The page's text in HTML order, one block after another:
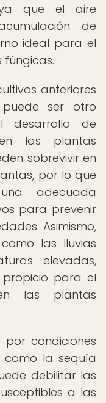
que el aire
de
ideal para el
anteriores
ser otro
desarrollo de
las plantas
sobrevivir en
por lo que
adecuada
para prevenir
Asimismo,
las lluvias
elevadas,
para el
las plantas
condiciones
como la sequía
debilitar las
a las